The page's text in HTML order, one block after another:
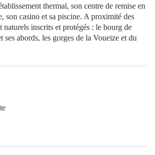
thermal, son centre de remise en
son casino et sa piscine. A proximité des
naturels inscrits et protégés : le bourg de
ses abords, les gorges de la Voueize et du